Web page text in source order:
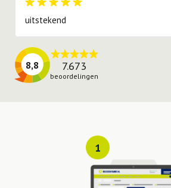
uitstekend
8,8 7.673
beoordelingen
1